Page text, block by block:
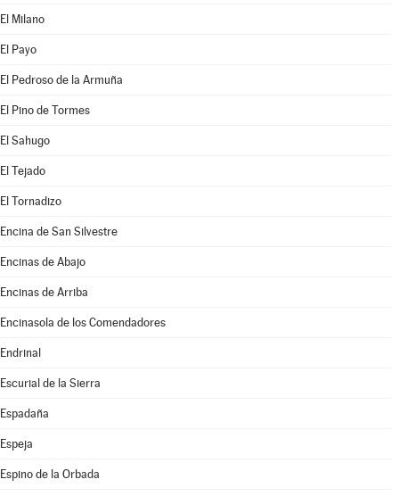
El Milano
El Payo
El Pedroso de la Armuña
El Pino de Tormes
El Sahugo
El Tejado
El Tornadizo
Encina de San Silvestre
Encinas de Abajo
Encinas de Arriba
Encinasola de los Comendadores
Endrinal
Escurial de la Sierra
Espadaña
Espeja
Espino de la Orbada